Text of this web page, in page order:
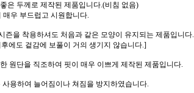
은 두께로 제작된 제품입니다.(비침 없음)
매우 부드럽고 시원합니다.
즌을 착용하셔도 처음과 같은 모양이 유지되는 제품입니다.
에도 겉감에 보풀이 거의 생기지 않습니다.]
원단을 직조하여 핏이 매우 이쁘게 제작된 제품입니다.
용하여 늘어짐이나 쳐짐을 방지하였습니다.